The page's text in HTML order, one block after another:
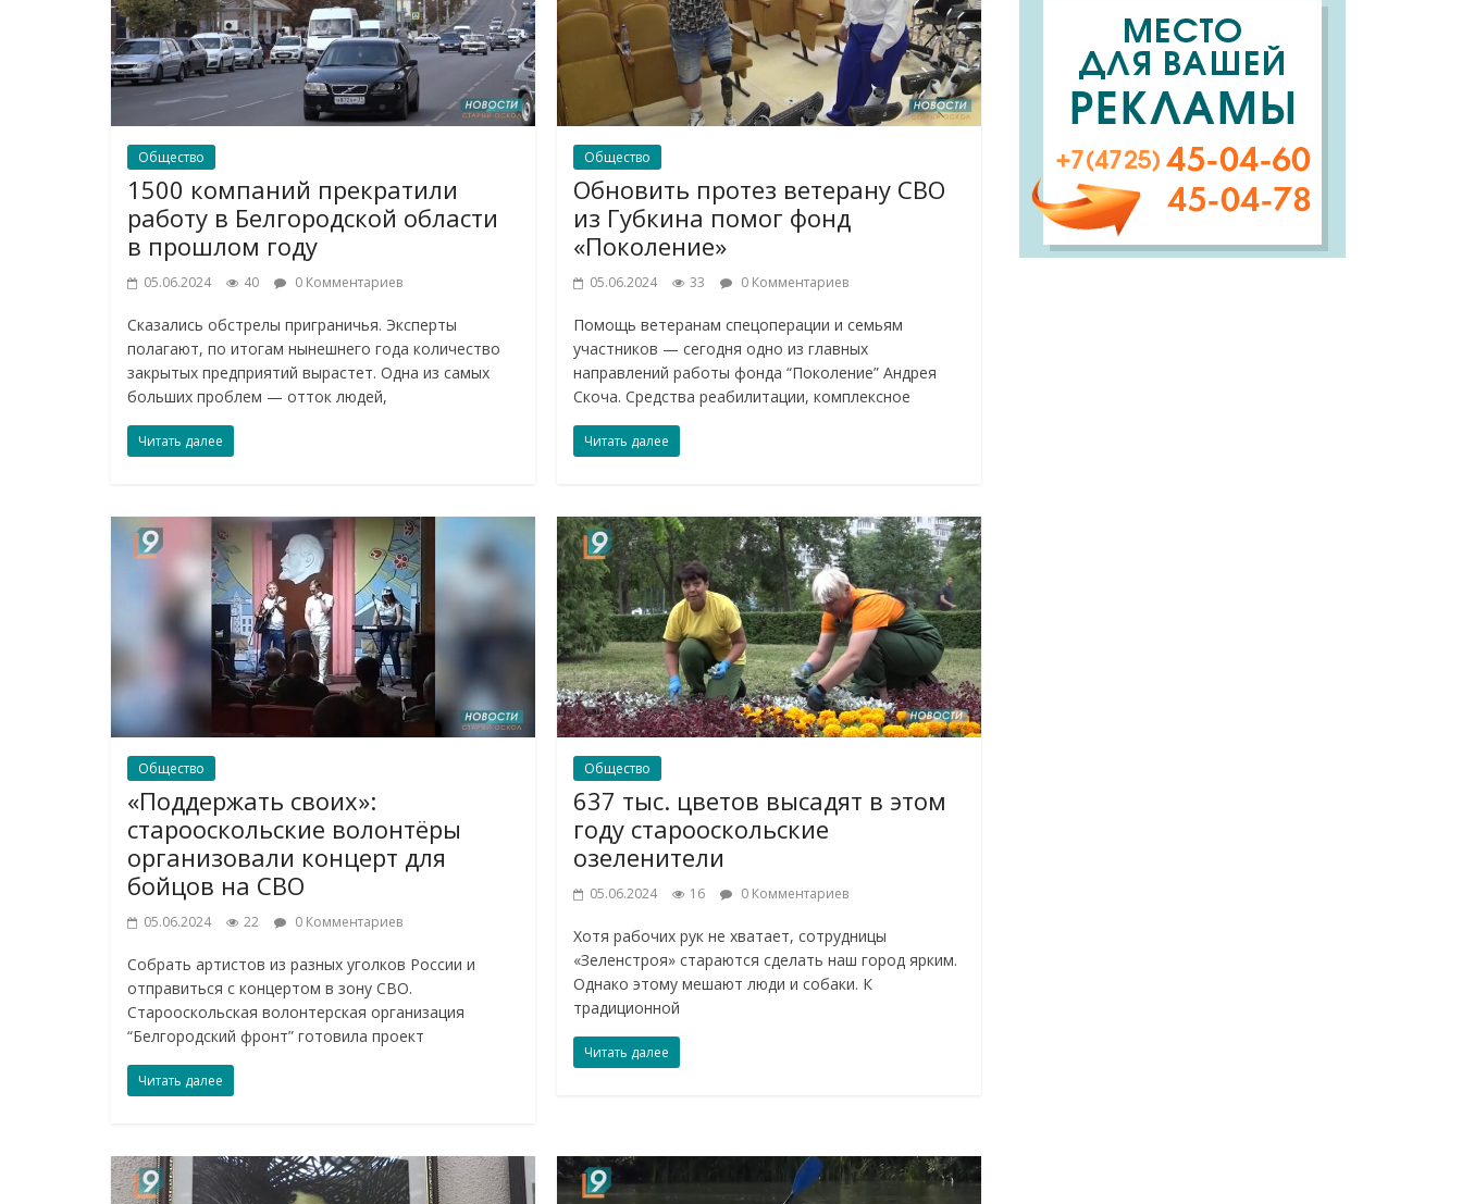
Общество
1500 компаний прекратили
работу в Белгородской области
в прошлом году
05.06.2024 40 0 Комментариев
Сказались обстрелы приграничья. Эксперты
полагают, по итогам нынешнего года количество
закрытых предприятий вырастет. Одна из самых
больших проблем — отток людей,
Читать далее
Общество
Обновить протез ветерану СВО
из Губкина помог фонд
«Поколение»
05.06.2024 33 0 Комментариев
Помощь ветеранам спецоперации и семьям
участников — сегодня одно из главных
направлений работы фонда “Поколение” Андрея
Скоча. Средства реабилитации, комплексное
Читать далее
Общество
«Поддержать своих»:
старооскольские волонтёры
организовали концерт для
бойцов на СВО
05.06.2024 22 0 Комментариев
Собрать артистов из разных уголков России и
отправиться с концертом в зону СВО.
Старооскольская волонтерская организация
“Белгородский фронт” готовила проект
Читать далее
Общество
637 тыс. цветов высадят в этом
году старооскольские
озеленители
05.06.2024 16 0 Комментариев
Хотя рабочих рук не хватает, сотрудницы
«Зеленстроя» стараются сделать наш город ярким.
Однако этому мешают люди и собаки. К
традиционной
Читать далее